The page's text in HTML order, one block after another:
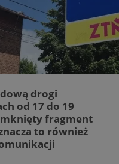
drogi
od 17 do 19
fragment
to również